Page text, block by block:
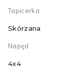
Tapicerka
Skórzana
Napęd
4x4